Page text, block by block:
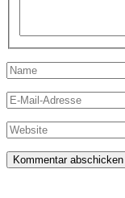
Name
E-
Mail-
Adresse
Website